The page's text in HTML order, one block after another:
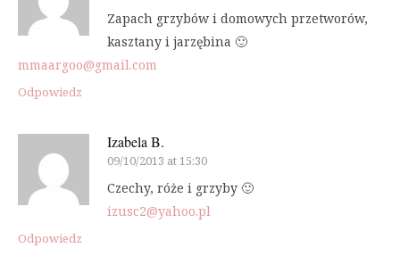
Zapach grzybów i domowych przetworów,
kasztany i jarzębina 🙂
mmaargoo@gmail.com
Odpowiedz
Izabela B.
09/10/2013 at 15:30
Czechy, róże i grzyby 🙂
izusc2@yahoo.pl
Odpowiedz